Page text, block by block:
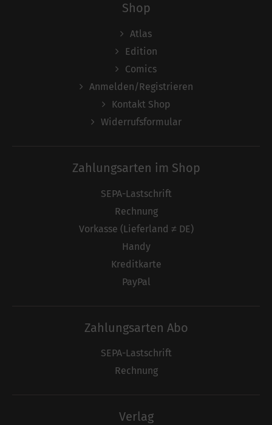
Shop
Atlas
Edition
Comics
Anmelden/Registrieren
Kontakt Shop
Widerrufsformular
Zahlungsarten im Shop
SEPA-Lastschrift
Rechnung
Vorkasse (Lieferland ≠ DE)
Handy
Kreditkarte
PayPal
Zahlungsarten Abo
SEPA-Lastschrift
Rechnung
Verlag